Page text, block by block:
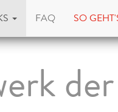
FAQ SO
der